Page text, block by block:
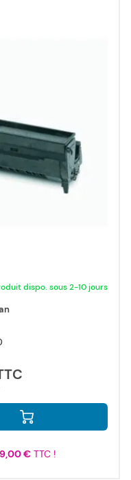
dispo. sous 2-10 jours
€TTC !